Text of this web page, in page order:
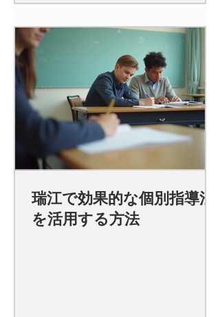
瑞江で効果的な個別指導法
を活用する方法